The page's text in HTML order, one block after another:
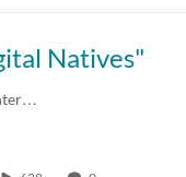
Natives"